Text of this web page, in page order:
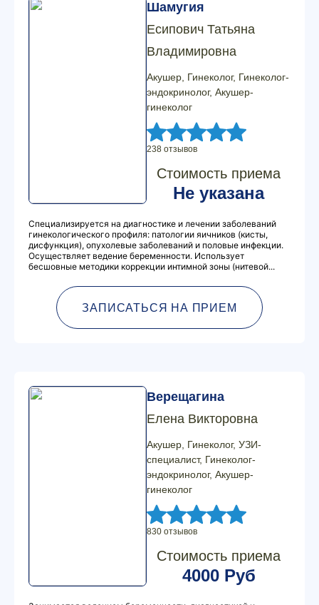
Шамугия
Есипович Татьяна
Владимировна
Акушер, Гинеколог, Гинеколог-
эндокринолог, Акушер-
гинеколог
238 отзывов
Стоимость приема
Не указана
Специализируется на диагностике и лечении заболеваний
гинекологического профиля: патологии яичников (кисты,
дисфункция), опухолевые заболеваний и половые инфекции.
Осуществляет ведение беременности. Использует
бесшовные методики коррекции интимной зоны (нитевой...
ЗАПИСАТЬСЯ НА ПРИЕМ
Верещагина
Елена Викторовна
Акушер, Гинеколог, УЗИ-
специалист, Гинеколог-
эндокринолог, Акушер-
гинеколог
830 отзывов
Стоимость приема
4000 Руб